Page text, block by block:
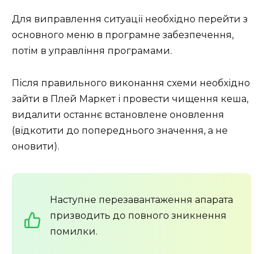
Для виправлення ситуації необхідно перейти з
основного меню в програмне забезпечення,
потім в управління програмами.
Після правильного виконання схеми необхідно
зайти в Плей Маркет і провести чищення кеша,
видалити останнє встановлене оновлення
(відкотити до попереднього значення, а не
оновити).
Наступне перезавантаження апарата
призводить до повного зникнення
помилки.